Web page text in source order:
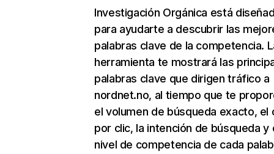
Investigación Orgánica está
para ayudarte a descubrir las
palabras clave de la competencia.
herramienta te mostrará las
palabras clave que dirigen tráfico a
nordnet.no, al tiempo que te
el volumen de búsqueda exacto, el
por clic, la intención de búsqueda y
nivel de competencia de cada